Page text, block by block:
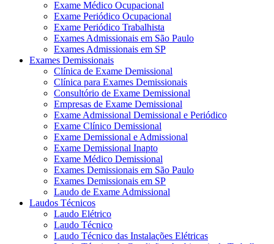
Exame Médico Ocupacional
Exame Periódico Ocupacional
Exame Periódico Trabalhista
Exames Admissionais em São Paulo
Exames Admissionais em SP
Exames Demissionais
Clínica de Exame Demissional
Clínica para Exames Demissionais
Consultório de Exame Demissional
Empresas de Exame Demissional
Exame Admissional Demissional e Periódico
Exame Clínico Demissional
Exame Demissional e Admissional
Exame Demissional Inapto
Exame Médico Demissional
Exames Demissionais em São Paulo
Exames Demissionais em SP
Laudo de Exame Admissional
Laudos Técnicos
Laudo Elétrico
Laudo Técnico
Laudo Técnico das Instalações Elétricas